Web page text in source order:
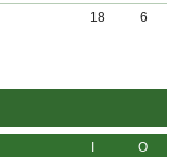
18 6
О